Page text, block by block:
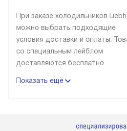
При заказе холодильников
можно выбрать подходящие
условия доставки и оплаты.
со специальным лейблом
доставляются бесплатно
до подъезда, выезд за МКАД
Показать ещё